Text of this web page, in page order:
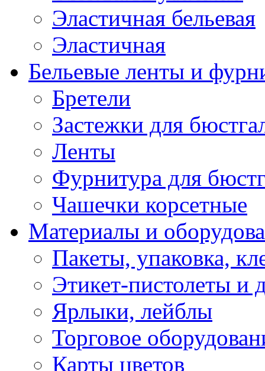
Эластичная бельевая
Эластичная
Бельевые ленты и
Бретели
Застежки для
Ленты
Фурнитура для
Чашечки корсетные
Материалы и
Пакеты, упаковка,
Этикет-пистолеты и
Ярлыки, лейблы
Торговое
Карты цветов